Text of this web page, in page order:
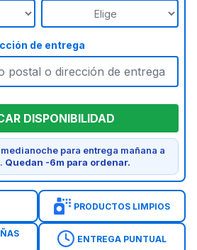
de entrega
DISPONIBILIDAD
para entrega mañana a
Quedan -6m para ordenar.
PRODUCTOS LIMPIOS
ENTREGA PUNTUAL